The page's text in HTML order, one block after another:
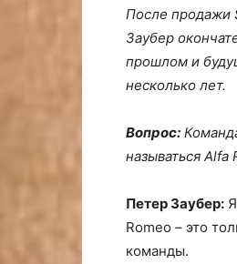
После продажи
Заубер
прошлом и
несколько лет.
Вопрос:
называться Alfa
Петер Заубер:
Romeo – это
команды.